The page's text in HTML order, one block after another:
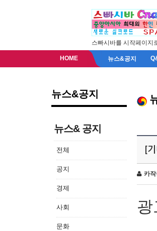
스빠시바를 시작페이지
HOME 뉴스&공지
뉴스&공지
뉴스& 공지
전체
공지
경제
사회
문화
[
카
광